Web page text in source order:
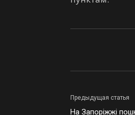
Предыдущая статья
На Запоріжжі